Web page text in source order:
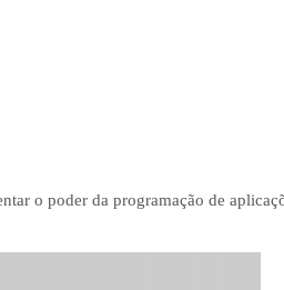
o poder da programação de